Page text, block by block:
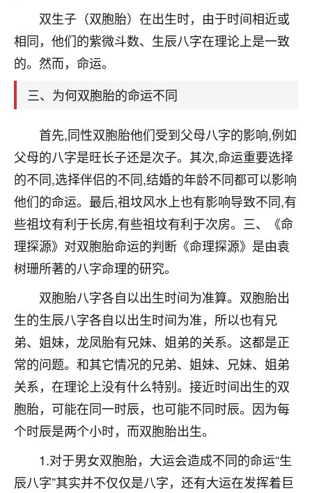
双生子（双胞胎）在出生时，由于时间相近或
相同，他们的紫微斗数、生辰八字在理论上是一致
的。然而，命运。
三、为何双胞胎的命运不同
首先,同性双胞胎他们受到父母八字的影响,例如
父母的八字是旺长子还是次子。其次,命运重要选择
的不同,选择伴侣的不同,结婚的年龄不同都可以影响
他们的命运。最后,祖坟风水上也有影响导致不同,有
些祖坟有利于长房,有些祖坟有利于次房。三、《命
理探源》对双胞胎命运的判断《命理探源》是由袁
树珊所著的八字命理的研究。
双胞胎八字各自以出生时间为准算。双胞胎出
生的生辰八字各自以出生时间为准，所以也有兄
弟、姐妹，龙凤胎有兄妹、姐弟的关系。这都是正
常的问题。和其它情况的兄弟、姐妹、兄妹、姐弟
关系，在理论上没有什么特别。接近时间出生的双
胞胎，可能在同一时辰，也可能不同时辰。因为每
个时辰是两个小时，而双胞胎出生。
1.对于男女双胞胎，大运会造成不同的命运“生
辰八字”其实并不仅仅是八字，还有大运在发挥着巨
卦，认识老师3年了，都是缘分啊！
17分钟前 来自湖北 19
心若莲花
我是做餐饮的，这两年，生意屡屡受挫，店开一家关
家底快败光了，真是倒霉！我也想找人看看到底怎么
回事？
鹿森：你可以找老师看看，人有时不服命不行
啊！
太阳当空赵：我也做餐饮的，生意不算大，但
是我从找店开始都是找慧来老师跟进的，选
址、风水、还有开业日子，哪哪都看了，虽然
大环境不好，但是我家生意还可以，前几天又
刚找老师做了补财库，希望财运更好一点！
2小时前 来自海南 18
梦醒时分
我女儿高二叛逆，大半年不上学，一说她就要死要活
的，把我们两口子愁的不行，朋友给我推荐的慧来老
师，一开始我是病急乱投医，这半年来，法事一个个
做完，我女儿跟变了个人一样，不期望她能考多好的
大学，只要能安安稳稳的把书读了，身体心理都健健
康康的我就很知足了！
鹿森：可怜天下父母心啊！